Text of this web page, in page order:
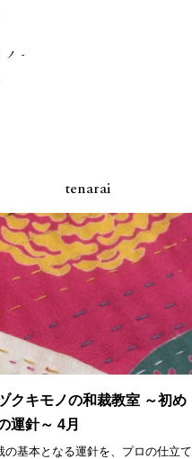
ノ-
tenarai
クキモノの和裁教室 ～初め
運針～ 4月
の基本となる運針を、プロの仕立て